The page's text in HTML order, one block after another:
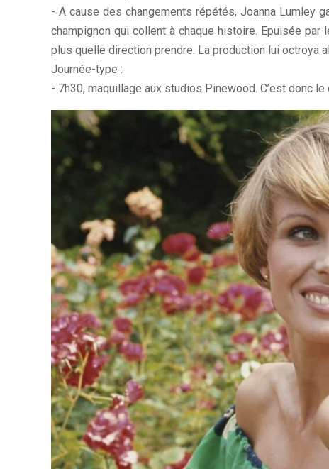
- A cause des changements répétés, Joanna Lumley
champignon qui collent à chaque histoire. Epuisée
plus quelle direction prendre. La production lui octroya
Journée-type :
- 7h30, maquillage aux studios Pinewood. C’est donc